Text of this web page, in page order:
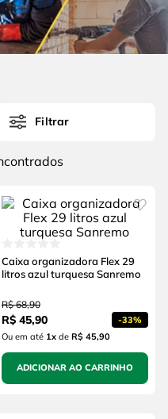
Filtrar
Caixa organizadora Flex 29
litros azul turquesa Sanremo
R$ 68,90
R$ 45,90 -33%
Ou em até 1xde R$ 45,90
ADICIONAR AO CARRINHO